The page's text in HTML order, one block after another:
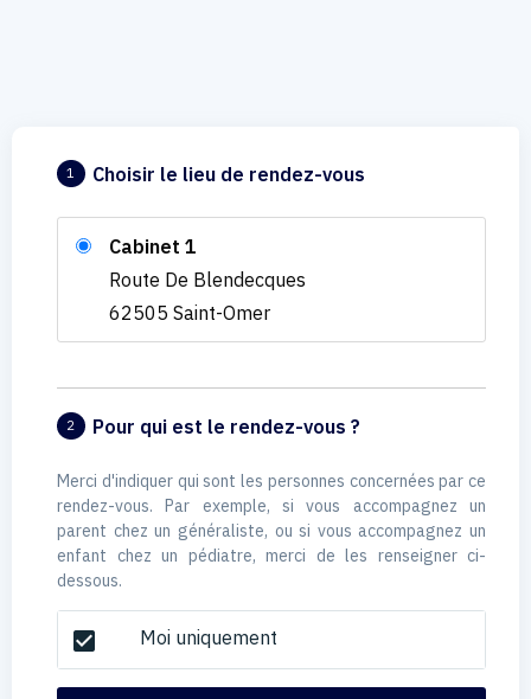
1 Choisir le lieu de rendez-vous
Cabinet 1
Route De Blendecques
62505 Saint-Omer
2 Pour qui est le rendez-vous ?
Merci d'indiquer qui sont les personnes concernées par ce
rendez-vous. Par exemple, si vous accompagnez un
parent chez un généraliste, ou si vous accompagnez un
enfant chez un pédiatre, merci de les renseigner ci-
dessous.
check_box Moi uniquement